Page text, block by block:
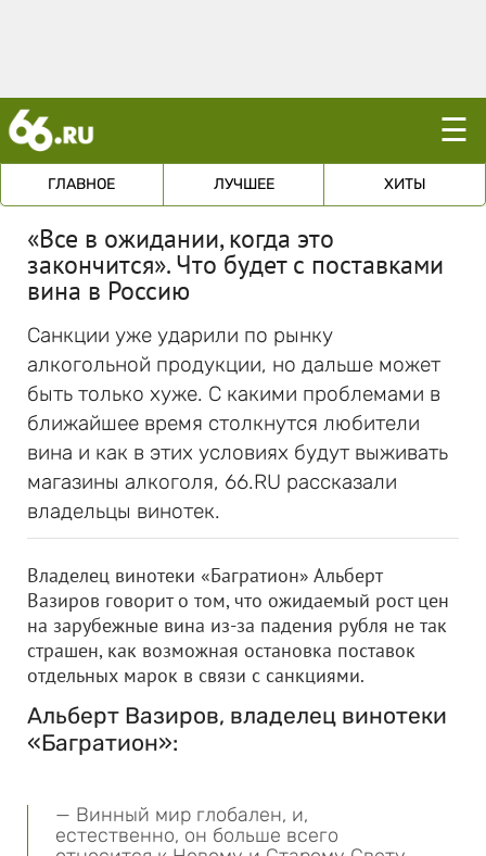
☰
ГЛАВНОЕ ЛУЧШЕЕ ХИТЫ
«Все в ожидании, когда это
закончится». Что будет с поставками
вина в Россию
Санкции уже ударили по рынку
алкогольной продукции, но дальше может
быть только хуже. С какими проблемами в
ближайшее время столкнутся любители
вина и как в этих условиях будут выживать
магазины алкоголя, 66.RU рассказали
владельцы винотек.
Владелец винотеки «Багратион» Альберт
Вазиров говорит о том, что ожидаемый рост цен
на зарубежные вина из-за падения рубля не так
страшен, как возможная остановка поставок
отдельных марок в связи с санкциями.
Альберт Вазиров, владелец винотеки
«Багратион»:
— Винный мир глобален, и,
естественно, он больше всего